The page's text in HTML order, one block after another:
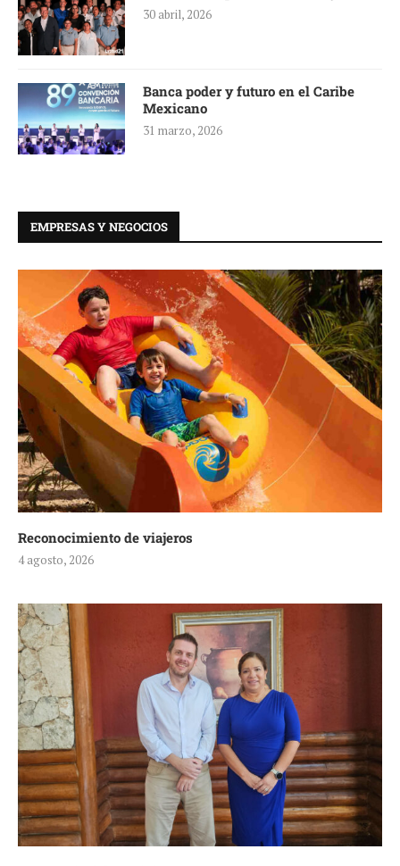
30 abril, 2026
Banca poder y futuro en el Caribe
Mexicano
31 marzo, 2026
EMPRESAS Y NEGOCIOS
Reconocimiento de viajeros
4 agosto, 2026